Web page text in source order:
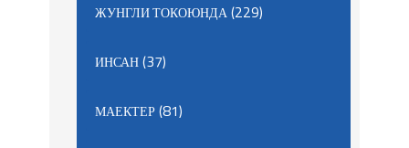
ЖУНГЛИ ТОКОЮНДА(229)
ИНСАН(37)
МАЕКТЕР(81)